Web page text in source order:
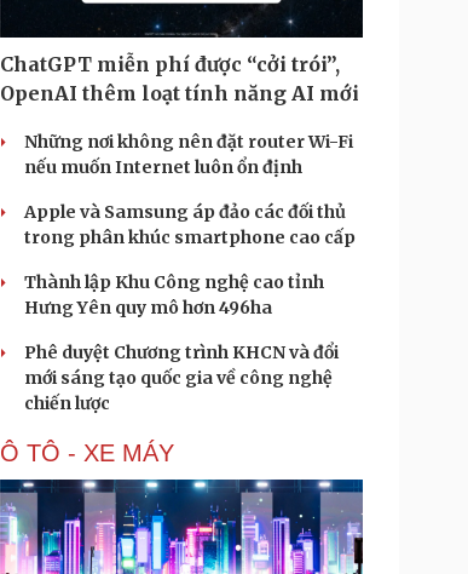
ChatGPT miễn phí được “cởi trói”,
OpenAI thêm loạt tính năng AI mới
Những nơi không nên đặt router Wi-Fi
nếu muốn Internet luôn ổn định
Apple và Samsung áp đảo các đối thủ
trong phân khúc smartphone cao cấp
Thành lập Khu Công nghệ cao tỉnh
Hưng Yên quy mô hơn 496ha
Phê duyệt Chương trình KHCN và đổi
mới sáng tạo quốc gia về công nghệ
chiến lược
Ô TÔ - XE MÁY